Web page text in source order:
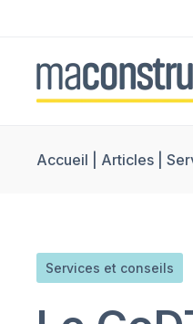
Accueil Articles |
Services et conseils